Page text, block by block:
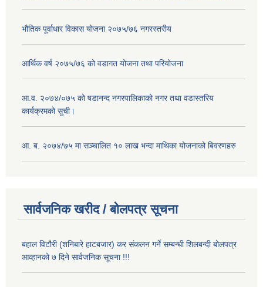
भौतिक पूर्वाधार विकास योजना २०७५/७६ नगरस्तरीय
आर्थिक वर्ष २०७५/७६ को वडागत योजना तथा परियोजना
आ.व. २०७४/०७५ को षडानन्द नगरपालिकाको नगर तथा वडास्तरिय
कार्यक्रमको सुची।
आ. ब. २०७४/७५ मा सञ्चालित १० लाख भन्दा माथिका योजनाको बिवरणहरु
सार्वजनिक खरीद / बोलपत्र सूचना
बहाल विटौरी (शनिबारे हाटबजार) कर संकलन गर्ने सम्बन्धी शिलबन्दी बोलपत्र
आव्हानको ७ दिने सार्वजनिक सूचना !!!